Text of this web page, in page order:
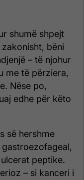
shumë shpejt
bëni
– të njohur
me të përziera,
Nëse po,
edhe për këto
së hershme
peptike.
– si kanceri i